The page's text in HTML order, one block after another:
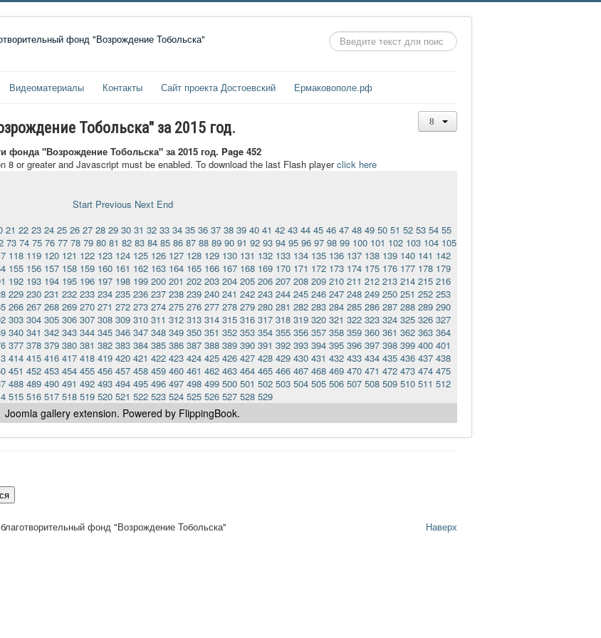
Искать...
Видеоматериалы Контакты Сайт проекта Достоевский Ермаковополе.рф
Тобольска" за 2015 год.
фонда "Возрождение Тобольска" за 2015 год. Page 452
or greater and Javascript must be enabled. To download the last Flash playerclick here
Start Previous Next End
21 22 23 24 25 26 27 28 29 30 31 32 33 34 35 36 37 38 39 40 41 42 43 44 45 46 47 48 49 50 51 52 53 54 55
73 74 75 76 77 78 79 80 81 82 83 84 85 86 87 88 89 90 91 92 93 94 95 96 97 98 99 100 101 102 103 104 105
118 119 120 121 122 123 124 125 126 127 128 129 130 131 132 133 134 135 136 137 138 139 140 141 142
155 156 157 158 159 160 161 162 163 164 165 166 167 168 169 170 171 172 173 174 175 176 177 178 179
192 193 194 195 196 197 198 199 200 201 202 203 204 205 206 207 208 209 210 211 212 213 214 215 216
229 230 231 232 233 234 235 236 237 238 239 240 241 242 243 244 245 246 247 248 249 250 251 252 253
266 267 268 269 270 271 272 273 274 275 276 277 278 279 280 281 282 283 284 285 286 287 288 289 290
303 304 305 306 307 308 309 310 311 312 313 314 315 316 317 318 319 320 321 322 323 324 325 326 327
340 341 342 343 344 345 346 347 348 349 350 351 352 353 354 355 356 357 358 359 360 361 362 363 364
377 378 379 380 381 382 383 384 385 386 387 388 389 390 391 392 393 394 395 396 397 398 399 400 401
414 415 416 417 418 419 420 421 422 423 424 425 426 427 428 429 430 431 432 433 434 435 436 437 438
451 452 453 454 455 456 457 458 459 460 461 462 463 464 465 466 467 468 469 470 471 472 473 474 475
488 489 490 491 492 493 494 495 496 497 498 499 500 501 502 503 504 505 506 507 508 509 510 511 512
515 516 517 518 519 520 521 522 523 524 525 526 527 528 529
Joomla gallery extension. Powered by FlippingBook.
Наверх
фонд "Возрождение Тобольска"